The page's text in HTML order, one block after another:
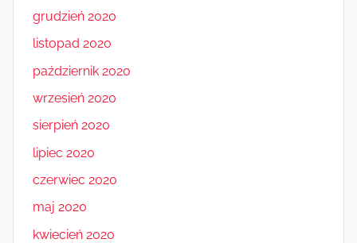
grudzień 2020
listopad 2020
październik 2020
wrzesień 2020
sierpień 2020
lipiec 2020
czerwiec 2020
maj 2020
kwiecień 2020